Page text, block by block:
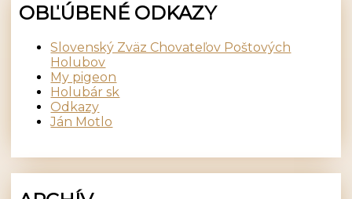
OBĽÚBENÉ ODKAZY
Slovenský Zväz Chovateľov Poštových
Holubov
My pigeon
Holubár sk
Odkazy
Ján Motlo